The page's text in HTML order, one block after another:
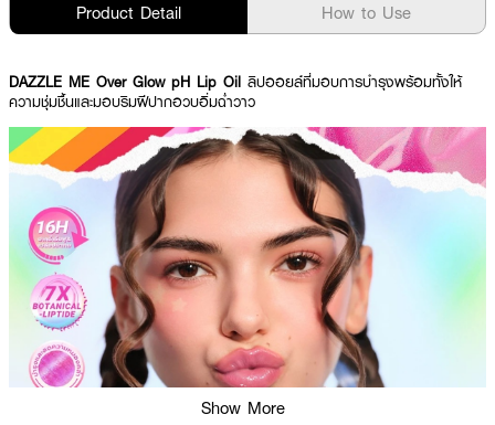
Product Detail How to Use
DAZZLE ME Over Glow pH Lip Oil ลิปออยล์ที่มอบการบำรุงพร้อมทั้งให้
ความชุ่มชื้นและมอบริมฝีปากอวบอิ่มฉ่ำวาว
Show More